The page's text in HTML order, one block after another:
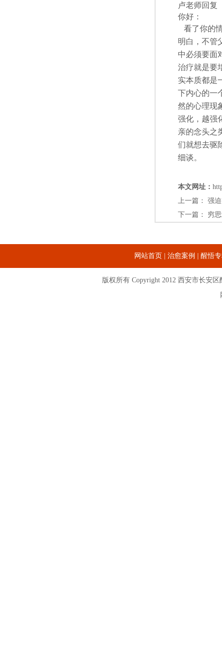
卢老师回复
你好：
看了你的
明白，不管
中必须要面
治疗就是要
实本质都是
下内心的一
然的心理现
强化，越强
亲的念头之
们就想去驱
细谈。
本文网址：
上一篇： 强
下一篇： 穷
网站首页 治愈案例 醒悟
版权所有 Copyright 2012 西安市长安区